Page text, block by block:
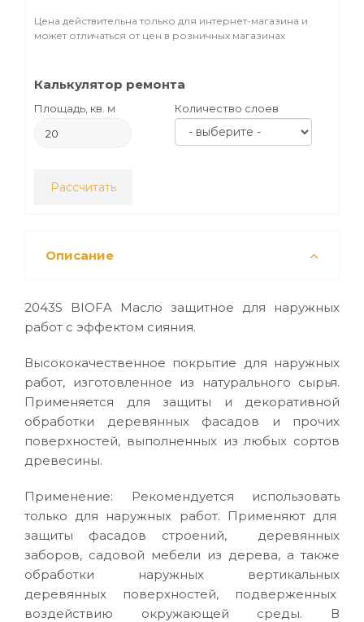
Цена действительна только для интернет-магазина и
может отличаться от цен в розничных магазинах
Калькулятор ремонта
Площадь, кв. м Количество слоев
Рассчитать
Описание
2043S BIOFA Масло защитное для наружных
работ с эффектом сияния.
Высококачественное покрытие для наружных
работ, изготовленное из натурального сырья.
Применяется для защиты и декоративной
обработки деревянных фасадов и прочих
поверхностей, выполненных из любых сортов
древесины.
Применение: Рекомендуется использовать
только для наружных работ. Применяют для
защиты фасадов строений, деревянных
заборов, садовой мебели из дерева, а также
обработки наружных вертикальных
деревянных поверхностей, подверженных
воздействию окружающей среды. В